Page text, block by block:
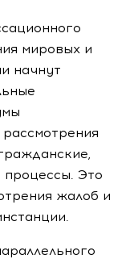
мировых и
начнут
процессы. Это
жалоб и